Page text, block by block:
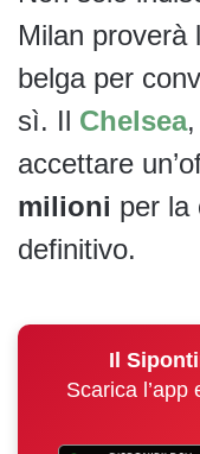
Milan proverà
belga per
sì. Il Chelsea
accettare
milioni per la
definitivo.
Il
Scarica